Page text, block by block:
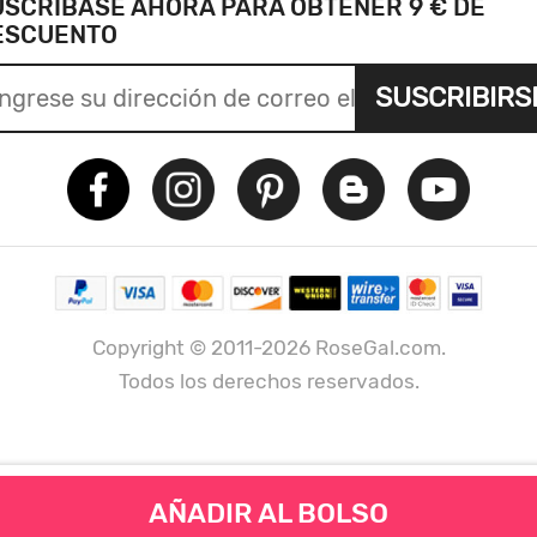
AÑADIR AL BOLSO
AHORA PARA OBTENER 9 € DE
Copyright © 2011-2026 RoseGal.com.
Todos los derechos reservados.